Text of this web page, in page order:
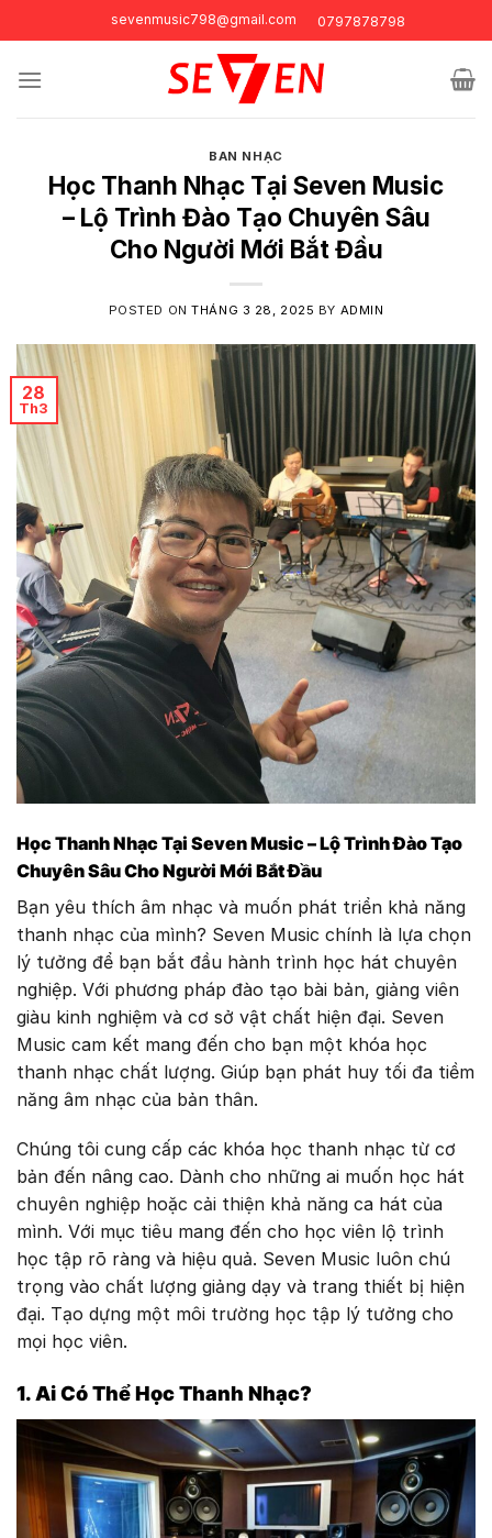
to
content
sevenmusic798@gmail.com 0797878798
BAN NHẠC
Học Thanh Nhạc Tại Seven Music
– Lộ Trình Đào Tạo Chuyên Sâu
Cho Người Mới Bắt Đầu
POSTED ONTHÁNG 3 28, 2025 BY ADMIN
28
Th3
Học Thanh Nhạc Tại Seven Music – Lộ Trình Đào Tạo
Chuyên Sâu Cho Người Mới Bắt Đầu
Bạn yêu thích âm nhạc và muốn phát triển khả năng
thanh nhạc của mình? Seven Music chính là lựa chọn
lý tưởng để bạn bắt đầu hành trình học hát chuyên
nghiệp. Với phương pháp đào tạo bài bản, giảng viên
giàu kinh nghiệm và cơ sở vật chất hiện đại. Seven
Music cam kết mang đến cho bạn một khóa học
thanh nhạc chất lượng. Giúp bạn phát huy tối đa tiềm
năng âm nhạc của bản thân.
Chúng tôi cung cấp các khóa học thanh nhạc từ cơ
bản đến nâng cao. Dành cho những ai muốn học hát
chuyên nghiệp hoặc cải thiện khả năng ca hát của
mình. Với mục tiêu mang đến cho học viên lộ trình
học tập rõ ràng và hiệu quả. Seven Music luôn chú
trọng vào chất lượng giảng dạy và trang thiết bị hiện
đại. Tạo dựng một môi trường học tập lý tưởng cho
mọi học viên.
1. Ai Có Thể Học Thanh Nhạc?